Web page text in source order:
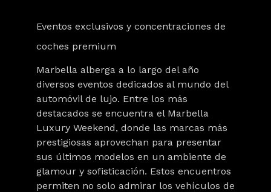
Eventos exclusivos y concentraciones de
coches premium
Marbella alberga a lo largo del año
diversos eventos dedicados al mundo del
automóvil de lujo. Entre los más
destacados se encuentra el Marbella
Luxury Weekend, donde las marcas más
prestigiosas aprovechan para presentar
sus últimos modelos en un ambiente de
glamour y sofisticación. Estos encuentros
permiten no solo admirar los vehículos de